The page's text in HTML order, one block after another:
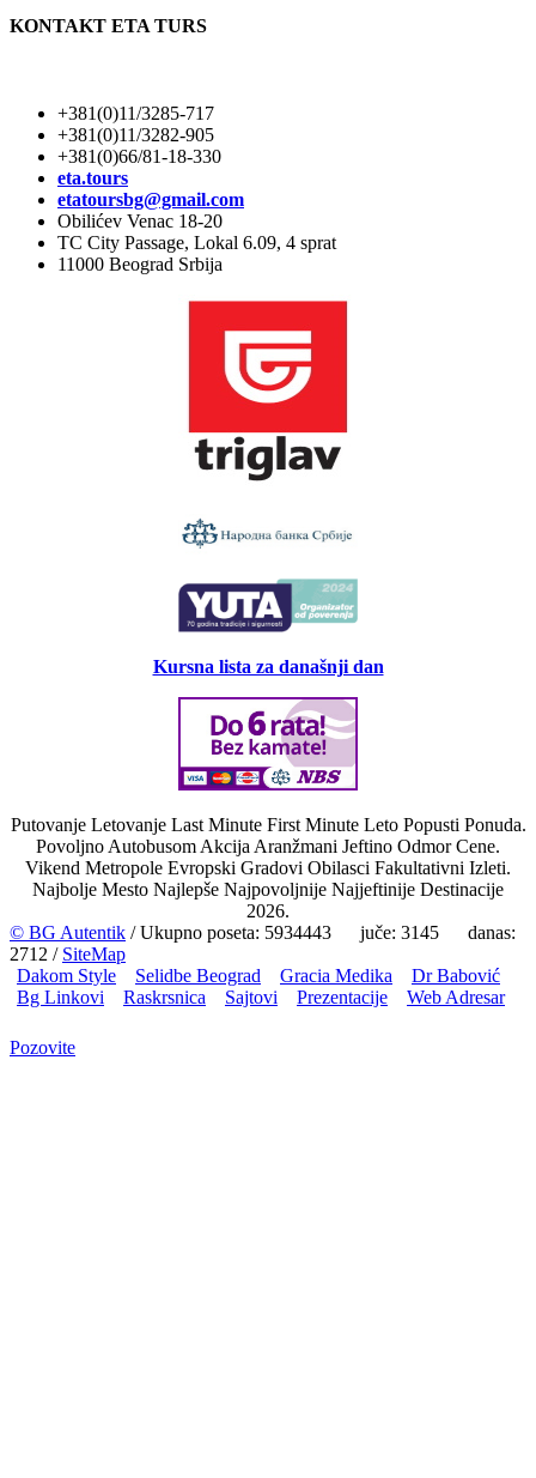
KONTAKT ETA TURS
+381(0)11/3285-717
+381(0)11/3282-905
+381(0)66/81-18-330
eta.tours
etatoursbg@gmail.com
Obilićev Venac 18-20
TC City Passage, Lokal 6.09, 4 sprat
11000 Beograd Srbija
Kursna lista za današnji dan
Putovanje Letovanje Last Minute First Minute Leto Popusti Ponuda.
Povoljno Autobusom Akcija Aranžmani Jeftino Odmor Cene.
Vikend Metropole Evropski Gradovi Obilasci Fakultativni Izleti.
Najbolje Mesto Najlepše Najpovoljnije Najjeftinije Destinacije
2026.
© BG Autentik / Ukupno poseta: 5934443 juče: 3145 danas:
2712 / SiteMap
Dakom Style
Selidbe Beograd Gracia Medika
Dr Babović
Bg Linkovi
Raskrsnica Sajtovi Prezentacije Web Adresar
Pozovite